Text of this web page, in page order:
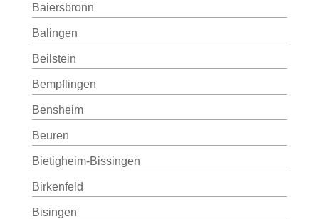
Baiersbronn
Balingen
Beilstein
Bempflingen
Bensheim
Beuren
Bietigheim-Bissingen
Birkenfeld
Bisingen